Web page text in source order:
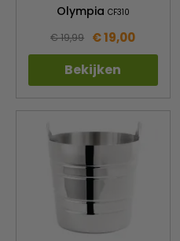
Olympia CF310
€ 19,99 € 19,00
Bekijken